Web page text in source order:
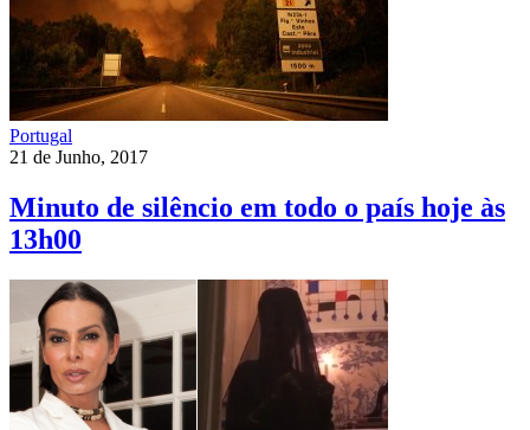
Portugal
21 de Junho, 2017
Minuto de silêncio em todo o país hoje às
13h00